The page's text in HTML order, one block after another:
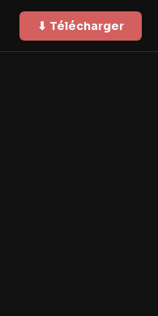
⬇ Télécharger